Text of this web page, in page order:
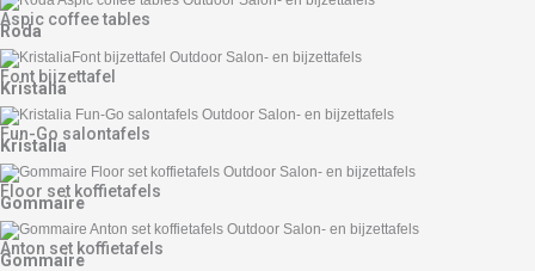
Aspic coffee tables
Roda
Font bijzettafel
Kristalia
Fun-Go salontafels
Kristalia
Floor set koffietafels
Gommaire
Anton set koffietafels
Gommaire